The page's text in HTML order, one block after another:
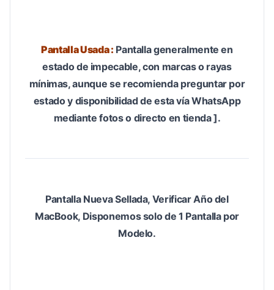
Pantalla Usada : Pantalla generalmente en
estado de impecable, con marcas o rayas
mínimas, aunque se recomienda preguntar por
estado y disponibilidad de esta vía WhatsApp
mediante fotos o directo en tienda ].
Pantalla Nueva Sellada, Verificar Año del
MacBook, Disponemos solo de 1 Pantalla por
Modelo.